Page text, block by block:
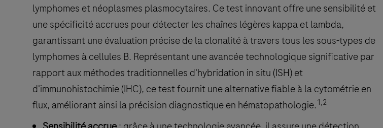
lymphomes et néoplasmes plasmocytaires. Ce test innovant offre une sensibilité et
une spécificité accrues pour détecter les chaînes légères kappa et lambda,
garantissant une évaluation précise de la clonalité à travers tous les sous-types de
lymphomes à cellules B. Représentant une avancée technologique significative par
rapport aux méthodes traditionnelles d'hybridation in situ (ISH) et
d'immunohistochimie (IHC), ce test fournit une alternative fiable à la cytométrie en
flux, améliorant ainsi la précision diagnostique en hématopathologie.1,2